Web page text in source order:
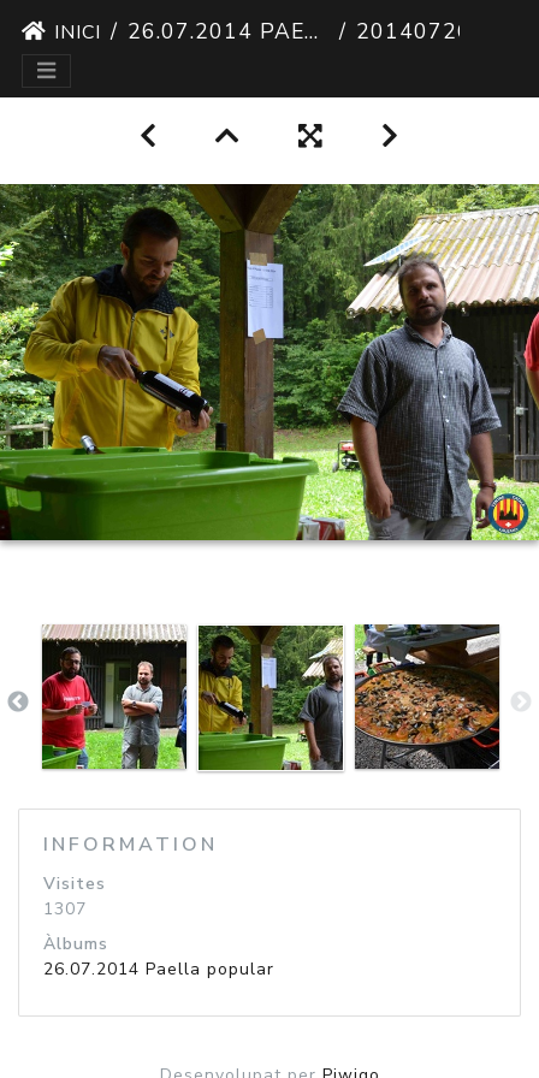
INICI 26.07.2014 PAELLA POPULAR 20140726 PAELLA POPULAR 07
INFORMATION
Visites
1307
Àlbums
26.07.2014 Paella popular